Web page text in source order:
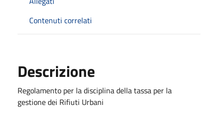
Contenuti correlati
Descrizione
Regolamento per la disciplina della tassa per la
gestione dei Rifiuti Urbani